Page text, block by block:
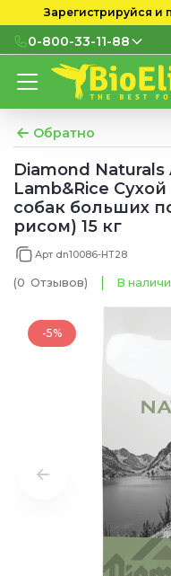
Зарегистрируйся и
0-800-33-11-88
0-800-33-11-88
мобильных номеров
(097) 133 11 88
(095) 133 11 88
(073) 133 11 88
Обратно
Diamond
Lamb&Rice
собак больших
рисом) 15 кг
Арт dn10086-HT28
(0 Отзывов) В
-5%